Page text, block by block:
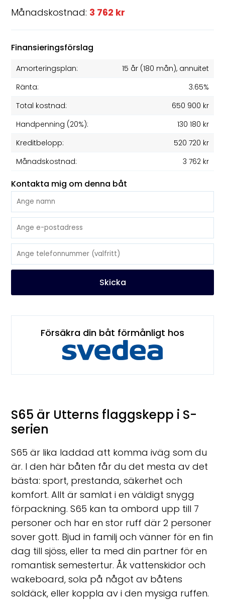
Månadskostnad: 3 762 kr
Finansieringsförslag
Amorteringsplan: 15 år(180 mån), annuitet
Ränta:
3.65%
Total kostnad:
650 900 kr
Handpenning (20%):
130 180 kr
Kreditbelopp:
520 720 kr
Månadskostnad:
3 762 kr
Kontakta mig om denna båt
Skicka
Försäkra din båt förmånligt hos
S65 är Utterns flaggskepp i S-
serien
S65 är lika laddad att komma iväg som du
är. I den här båten får du det mesta av det
bästa: sport, prestanda, säkerhet och
komfort. Allt är samlat i en väldigt snygg
förpackning. S65 kan ta ombord upp till 7
personer och har en stor ruff där 2 personer
sover gott. Bjud in familj och vänner för en fin
dag till sjöss, eller ta med din partner för en
romantisk semestertur. Åk vattenskidor och
wakeboard, sola på något av båtens
soldäck, eller koppla av i den mysiga ruffen.